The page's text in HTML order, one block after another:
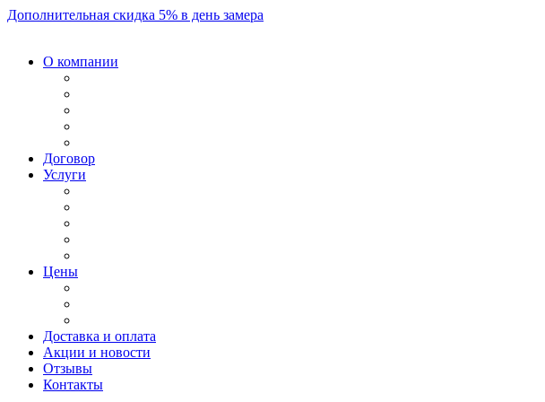
Дополнительная скидка 5% в день замера
О компании
Договор
Услуги
Цены
Доставка и оплата
Акции и новости
Отзывы
Контакты